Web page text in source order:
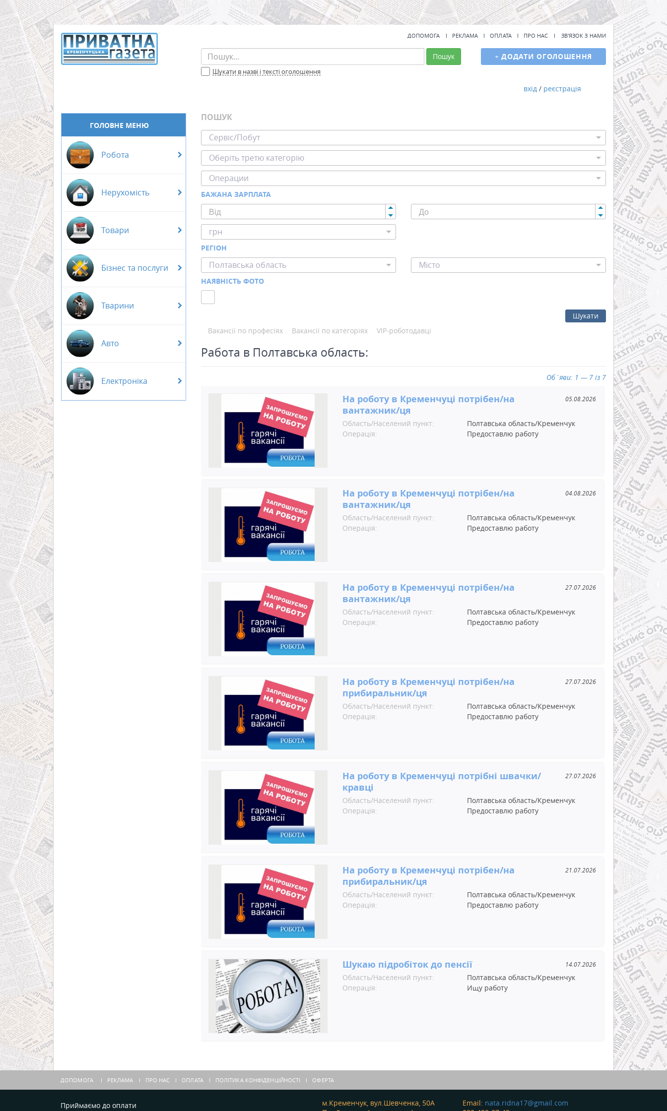
ДОПОМОГА РЕКЛАМА ОПЛАТА ПРО НАС ЗВ'ЯЗОК З НАМИ
Пошук
Шукати в назві і тексті оголошення
+ ДОДАТИ ОГОЛОШЕННЯ
вхід / реєстрація
ГОЛОВНЕ МЕНЮ
Робота
Нерухомість
Товари
Бізнес та послуги
Тварини
Авто
Електроніка
ПОШУК
Сервіс/Побут
Оберіть третю категорію
Операции
БАЖАНА ЗАРПЛАТА
грн
РЕГІОН
Полтавська область Місто
НАЯВНІСТЬ ФОТО
Шукати
Вакансії по професіях
Вакансії по категоріях VIP-роботодавці
Работа в Полтавська область:
Об`яви: 1 — 7 із 7
На роботу в Кременчуці потрібен/на
вантажник/ця
05.08.2026
Область/Населений пункт:
Полтавська область/Кременчук
Операція:
Предоставлю работу
На роботу в Кременчуці потрібен/на
вантажник/ця
04.08.2026
Область/Населений пункт:
Полтавська область/Кременчук
Операція:
Предоставлю работу
На роботу в Кременчуці потрібен/на
вантажник/ця
27.07.2026
Область/Населений пункт:
Полтавська область/Кременчук
Операція:
Предоставлю работу
На роботу в Кременчуці потрібен/на
прибиральник/ця
27.07.2026
Область/Населений пункт:
Полтавська область/Кременчук
Операція:
Предоставлю работу
На роботу в Кременчуці потрібні швачки/
кравці
27.07.2026
Область/Населений пункт:
Полтавська область/Кременчук
Операція:
Предоставлю работу
На роботу в Кременчуці потрібен/на
прибиральник/ця
21.07.2026
Область/Населений пункт:
Полтавська область/Кременчук
Операція:
Предоставлю работу
Шукаю підробіток до пенсії 14.07.2026
Область/Населений пункт:
Полтавська область/Кременчук
Операція:
Ищу работу
ДОПОМОГА РЕКЛАМА ПРО НАС ОПЛАТА ПОЛІТИКА КОНФІДЕНЦІЙНОСТІ ОФЕРТА
Приймаємо до оплати
м.Кременчук, вул.Шевченка, 50А
Email: nata.ridna17@gmail.com